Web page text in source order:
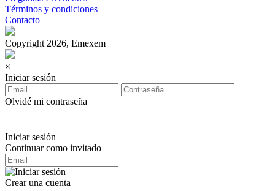
Términos y condiciones
Contacto
Copyright 2026, Emexem
×
Iniciar sesión
Olvidé mi contraseña
Iniciar sesión
Continuar como invitado
Crear una cuenta